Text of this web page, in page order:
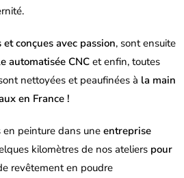
et conçues avec passion, sont ensuite
automatisée CNC et enfin, toutes
nettoyées et peaufinées à la main
en France !
en peinture dans une entreprise
kilomètres de nos ateliers pour
revêtement en poudre